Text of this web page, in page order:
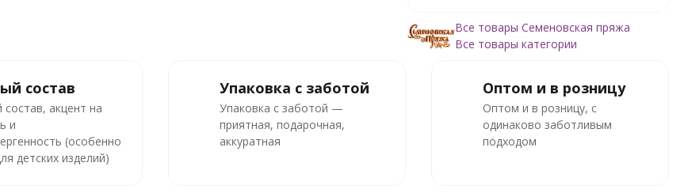
Все товары Семеновская пряжа
Все товары категории
состав
состав, акцент на
и
(особенно
детских изделий)
Упаковка с заботой
Упаковка с заботой —
приятная, подарочная,
аккуратная
Оптом и в розницу
Оптом и в розницу, с
одинаково заботливым
подходом